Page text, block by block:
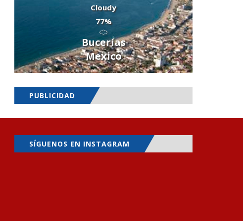
Cloudy
77%
Bucerías
Mexico
PUBLICIDAD
SÍGUENOS EN INSTAGRAM